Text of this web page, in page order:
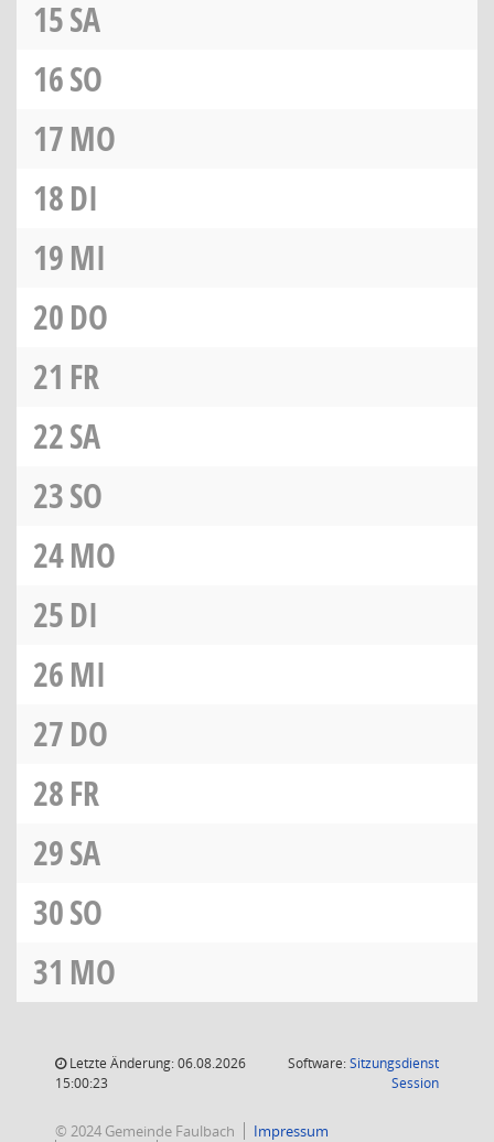
15SA
16SO
17MO
18DI
19MI
20DO
21 FR
22SA
23SO
24MO
25DI
26MI
27DO
28FR
29SA
30SO
31 MO
Letzte Änderung: 06.08.2026
15:00:23
Software:Sitzungsdienst
Session(Wird in
© 2024 Gemeinde Faulbach
Impressum